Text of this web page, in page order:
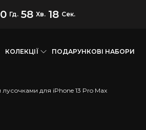
Гд. 58 Хв. 17 Сек.
КОЛЕКЦІЇ ПОДАРУНКОВІ НАБОРИ
для iPhone 13 Pro Max